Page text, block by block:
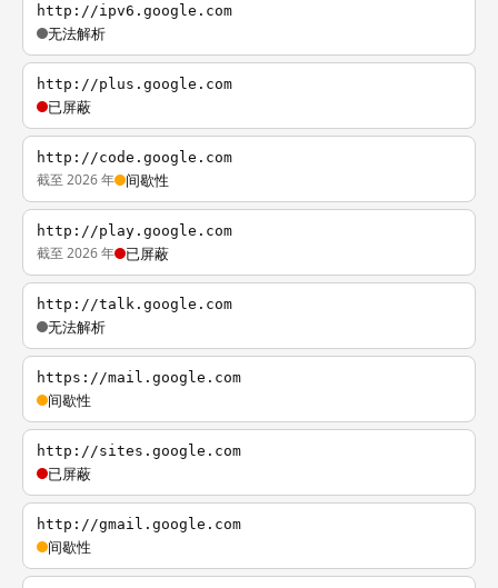
http://ipv6.google.com
无法解析
http://plus.google.com
已屏蔽
http://code.google.com
截至 2026 年 间歇性
http://play.google.com
截至 2026 年 已屏蔽
http://talk.google.com
无法解析
https://mail.google.com
间歇性
http://sites.google.com
已屏蔽
http://gmail.google.com
间歇性